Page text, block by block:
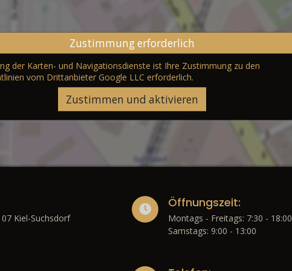
Zustimmung erforderlich
der Karten- und Navigationsdienste ist Ihre Zustimmung zu den
vom Drittanbieter Google LLC erforderlich.
Zustimmen und aktivieren
Kiel-Suchsdorf
Öffnungszeit:
Montags - Freitags: 7:30 - 18:00
Samstags: 9:00 - 13:00